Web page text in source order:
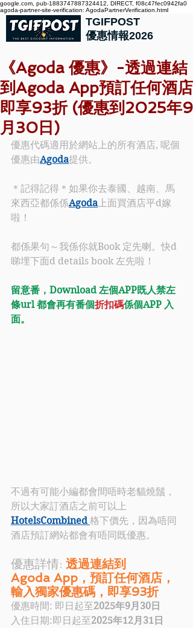
google.com, pub-1883747887324412, DIRECT, f08c47fec0942fa0
agoda-partner-site-verification: AgodaPartnerVerification.html
TGIFPOST
優惠情報2026
《Agoda 優惠》-透過連結
到Agoda App預訂任何酒店
即享93折 (優惠到2025年9
月30日)
優惠代碼適用於網站上的所有酒店, 呢個
優惠由Agoda提供。
＊記得記得＊如果你去泰國、越南、馬
來西亞都係係Agoda上面買酒店平d嫁
啦！
都係果句～我係你就Book 定先喇。快d
睇埋下面d details book 左先啦！
留意番，Download 左個APP既人禁左
條url 都會再有番個折扣碼係個APP 入
面。
不過有可能小編都會間唔時老貓燒鬚，
所以大家訂酒店之前可以上
HotelsCombined 格下價先，因為唔同
酒店預訂網站都會有唔同既優惠。
優惠詳情: 透過連結到
Agoda App，預訂任何酒店，
輸入獨家優惠碼，即享93折
優惠時間: 即日起至2025年9月30日
入住日期:即日起至2025年12月31日